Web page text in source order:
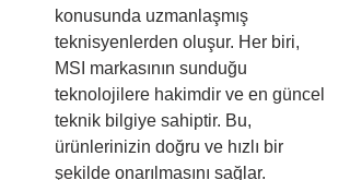
konusunda uzmanlaşmış
teknisyenlerden oluşur. Her biri,
MSI markasının sunduğu
teknolojilere hakimdir ve en güncel
teknik bilgiye sahiptir. Bu,
ürünlerinizin doğru ve hızlı bir
şekilde onarılmasını sağlar.